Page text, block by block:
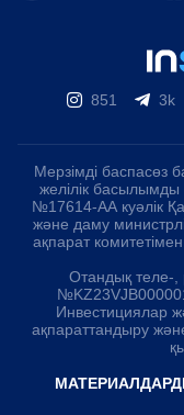
851 3k
Мерзімді баспасөз
желілік басылымды
№17614-АА куәлік
және даму
ақпарат
Отандық теле-,
Инвестициялар
ақпараттандыру